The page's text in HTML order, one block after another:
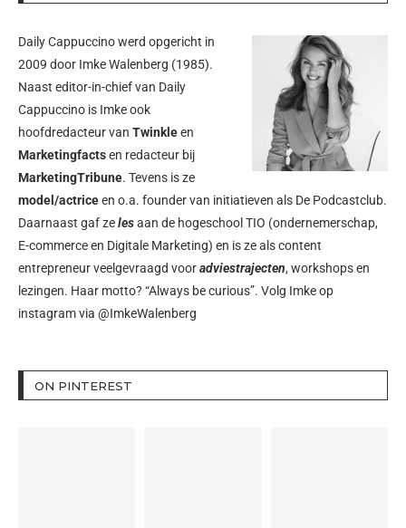
Daily Cappuccino werd opgericht in
2009 door Imke Walenberg (1985).
Naast editor-in-chief van Daily
Cappuccino is Imke ook
hoofdredacteur van Twinkleen
Marketingfactsen redacteur bij
MarketingTribune. Tevens is ze
model/actriceen o.a. founder van initiatieven als De Podcastclub.
Daarnaast gaf zelesaan de hogeschool TIO (ondernemerschap,
E-commerce en Digitale Marketing) en is ze als content
entrepreneur veelgevraagd vooradviestrajecten, workshops en
lezingen. Haar motto? “Always be curious”. Volg Imke op
instagram via @ImkeWalenberg
ON PINTEREST